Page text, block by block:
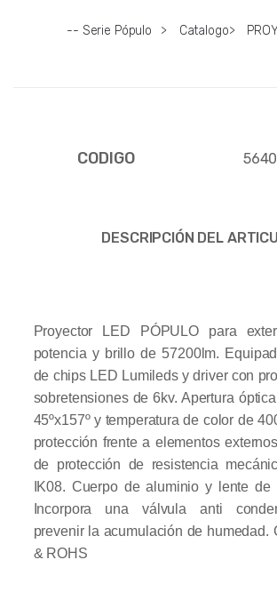
-- Serie Pópulo > Catalogo>
CODIGO
DESCRIPCIÓN DEL
Proyector LED PÓPULO para
potencia y brillo de 57200lm.
de chips LED Lumileds y driver con
sobretensiones de 6kv. Apertura
45ºx157º y temperatura de color de
protección frente a elementos
de protección de resistencia
IK08. Cuerpo de aluminio y lente de
Incorpora una válvula anti
prevenir la acumulación de humedad.
& ROHS